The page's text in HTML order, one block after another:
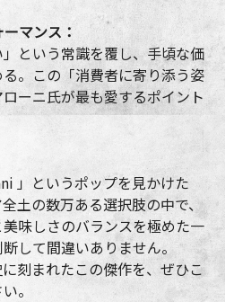
マンス：
という常識を覆し、手頃な価
。この「消費者に寄り添う姿
ーニ氏が最も愛するポイント
」というポップを見かけた
土の数万ある選択肢の中で、
味しさのバランスを極めた一
して間違いありません。
刻まれたこの傑作を、ぜひこ
。